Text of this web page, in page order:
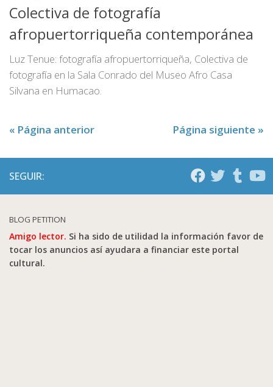
Colectiva de fotografía
afropuertorriqueña contemporánea
Luz Tenue: fotografía afropuertorriqueña, Colectiva de
fotografía en la Sala Conrado del Museo Afro Casa
Silvana en Humacao.
« Página anterior Página siguiente »
SEGUIR:
BLOG PETITION
Amigo lector. Si ha sido de utilidad la información favor de
tocar los anuncios así ayudara a financiar este portal
cultural.